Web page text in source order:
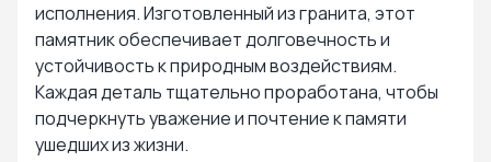
исполнения. Изготовленный из гранита, этот
памятник обеспечивает долговечность и
устойчивость к природным воздействиям.
Каждая деталь тщательно проработана, чтобы
подчеркнуть уважение и почтение к памяти
ушедших из жизни.